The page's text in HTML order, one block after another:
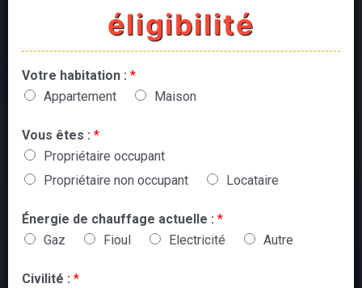
éligibilité
Votre habitation : *
Appartement
Maison
Vous êtes : *
Propriétaire occupant
Propriétaire non occupant
Locataire
Énergie de chauffage actuelle : *
Gaz
Fioul Electricité Autre
Civilité : *